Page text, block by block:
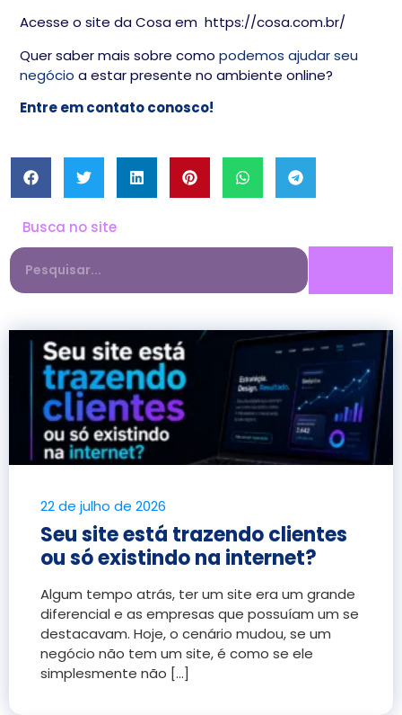
Acesse o site da Cosa em https://cosa.com.br/
Quer saber mais sobre como podemos ajudar seu
negócio a estar presente no ambiente online?
Entre em contato conosco!
Busca no site
22 de julho de 2026
Seu site está trazendo clientes
ou só existindo na internet?
Algum tempo atrás, ter um site era um grande
diferencial e as empresas que possuíam um se
destacavam. Hoje, o cenário mudou, se um
negócio não tem um site, é como se ele
simplesmente não [...]